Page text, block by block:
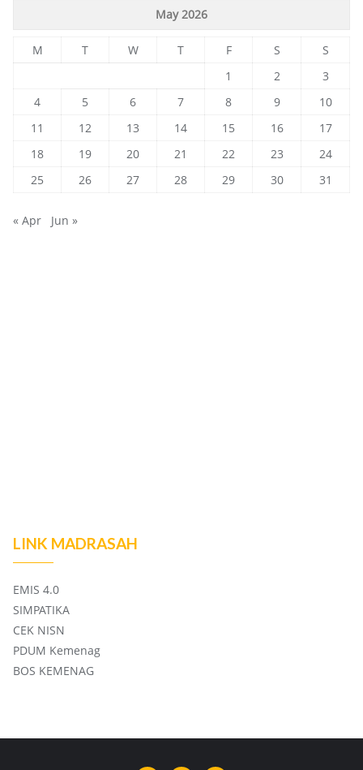
May 2026
M T W T F S
S
1
2
3
4
5 6 7 8 9
10
11
12 13 14 15 16
17
18
19 20 21 22 23
24
25
26 27 28 29 30 31
« Apr Jun »
LINK MADRASAH
EMIS 4.0
SIMPATIKA
CEK NISN
PDUM Kemenag
BOS KEMENAG